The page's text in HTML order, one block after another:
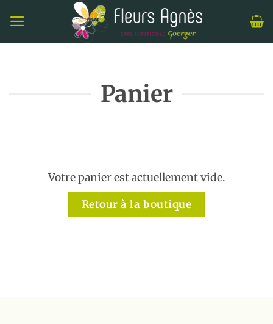
au
contenu
Panier
Votre panier est actuellement vide.
Retour à la boutique